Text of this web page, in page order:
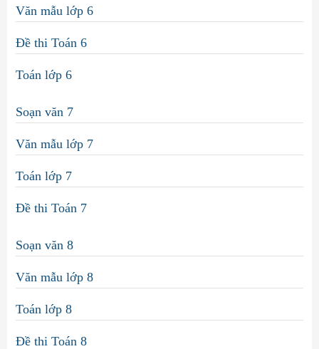
Văn mẫu lớp 6
Đề thi Toán 6
Toán lớp 6
Soạn văn 7
Văn mẫu lớp 7
Toán lớp 7
Đề thi Toán 7
Soạn văn 8
Văn mẫu lớp 8
Toán lớp 8
Đề thi Toán 8